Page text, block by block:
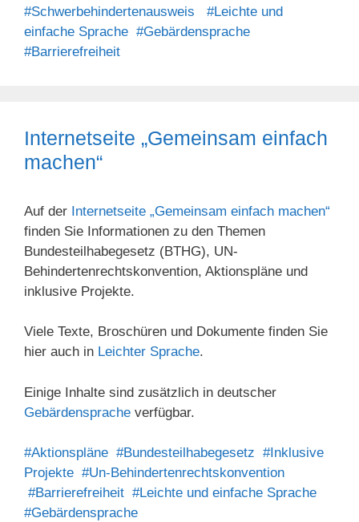
#Schwerbehindertenausweis
#Leichte und
einfache Sprache #Gebärdensprache
#Barrierefreiheit
Internetseite „Gemeinsam einfach
machen“
Auf der Internetseite „Gemeinsam einfach machen“
finden Sie Informationen zu den Themen
Bundesteilhabegesetz (BTHG), UN-
Behindertenrechtskonvention, Aktionspläne und
inklusive Projekte.
Viele Texte, Broschüren und Dokumente finden Sie
hier auch in Leichter Sprache.
Einige Inhalte sind zusätzlich in deutscher
Gebärdensprache verfügbar.
#Aktionspläne #Bundesteilhabegesetz #Inklusive
Projekte #Un-Behindertenrechtskonvention
#Barrierefreiheit #Leichte und einfache Sprache
#Gebärdensprache